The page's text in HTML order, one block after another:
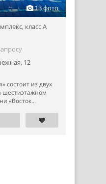
13 фото
класс A
12
состоит из двух
шестиэтажном
«Восток...